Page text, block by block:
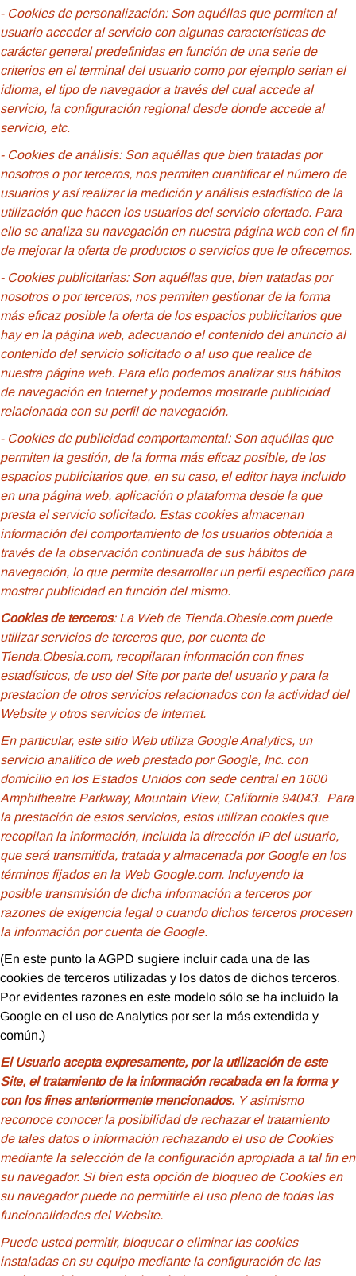
- Cookies de personalización: Son aquéllas que permiten al
usuario acceder al servicio con algunas características de
carácter general predefinidas en función de una serie de
criterios en el terminal del usuario como por ejemplo serian el
idioma, el tipo de navegador a través del cual accede al
servicio, la configuración regional desde donde accede al
servicio, etc.
- Cookies de análisis: Son aquéllas que bien tratadas por
nosotros o por terceros, nos permiten cuantificar el número de
usuarios y así realizar la medición y análisis estadístico de la
utilización que hacen los usuarios del servicio ofertado. Para
ello se analiza su navegación en nuestra página web con el fin
de mejorar la oferta de productos o servicios que le ofrecemos.
- Cookies publicitarias: Son aquéllas que, bien tratadas por
nosotros o por terceros, nos permiten gestionar de la forma
más eficaz posible la oferta de los espacios publicitarios que
hay en la página web, adecuando el contenido del anuncio al
contenido del servicio solicitado o al uso que realice de
nuestra página web. Para ello podemos analizar sus hábitos
de navegación en Internet y podemos mostrarle publicidad
relacionada con su perfil de navegación.
- Cookies de publicidad comportamental: Son aquéllas que
permiten la gestión, de la forma más eficaz posible, de los
espacios publicitarios que, en su caso, el editor haya incluido
en una página web, aplicación o plataforma desde la que
presta el servicio solicitado. Estas cookies almacenan
información del comportamiento de los usuarios obtenida a
través de la observación continuada de sus hábitos de
navegación, lo que permite desarrollar un perfil específico para
mostrar publicidad en función del mismo.
Cookies de terceros: La Web de Tienda.Obesia.com puede
utilizar servicios de terceros que, por cuenta de
Tienda.Obesia.com, recopilaran información con fines
estadísticos, de uso del Site por parte del usuario y para la
prestacion de otros servicios relacionados con la actividad del
Website y otros servicios de Internet.
En particular, este sitio Web utiliza Google Analytics, un
servicio analítico de web prestado por Google, Inc. con
domicilio en los Estados Unidos con sede central en 1600
Amphitheatre Parkway, Mountain View, California 94043. Para
la prestación de estos servicios, estos utilizan cookies que
recopilan la información, incluida la dirección IP del usuario,
que será transmitida, tratada y almacenada por Google en los
términos fijados en la Web Google.com. Incluyendo la
posible transmisión de dicha información a terceros por
razones de exigencia legal o cuando dichos terceros procesen
la información por cuenta de Google.
(En este punto la AGPD sugiere incluir cada una de las
cookies de terceros utilizadas y los datos de dichos terceros.
Por evidentes razones en este modelo sólo se ha incluido la
Google en el uso de Analytics por ser la más extendida y
común.)
El Usuario acepta expresamente, por la utilización de este
Site, el tratamiento de la información recabada en la forma y
con los fines anteriormente mencionados. Y asimismo
reconoce conocer la posibilidad de rechazar el tratamiento
de tales datos o información rechazando el uso de Cookies
mediante la selección de la configuración apropiada a tal fin en
su navegador. Si bien esta opción de bloqueo de Cookies en
su navegador puede no permitirle el uso pleno de todas las
funcionalidades del Website.
Puede usted permitir, bloquear o eliminar las cookies
instaladas en su equipo mediante la configuración de las